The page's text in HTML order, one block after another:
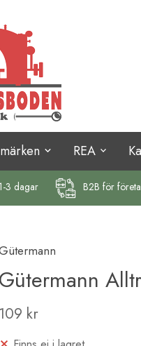
REA
3 dagar B2B för
Gütermann
109 kr